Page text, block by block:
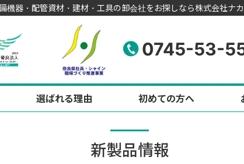
機器・配管資材・建材・工具の卸会社をお探しなら株式会社ナカ
0745-53-
選ばれる理由 初めての方へ
新製品情報